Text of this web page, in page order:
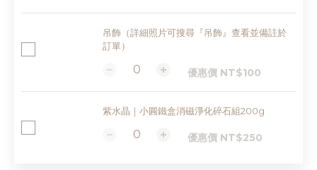
吊飾（詳細照片可搜尋『吊飾』查看並備註於
訂單）
優惠價 NT$100
紫水晶｜小圓鐵盒消磁淨化碎石組200g
優惠價 NT$250